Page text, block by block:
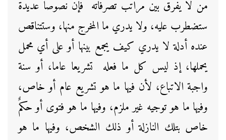
من لا يفرق بين مراتب تصرفاته فإنّ نصوصاً عديدة
ستضطرب عليه، ولا يدري ما المخرج منها، وستتناقص
عنده أدلة لا يدري كيف يجمع بينها أو على أي محمل
يحملها، إذ ليس كل ما فعله تشريعا عاما، أو سنة
واجبة الاتباع، لأن فيها ما هو تشريع عام أو خاص،
وفيها ما هو توجيه غير ملزم، وفيها ما هو فتوى أو حكمٌ
خاص بتلك النازلة أو ذلك الشخص، وفيها ما هو